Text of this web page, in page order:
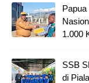
1.000
SSB
di